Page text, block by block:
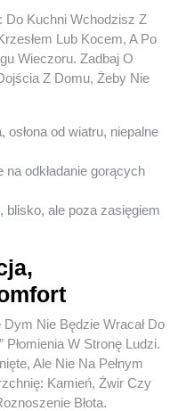
Kuchni Wchodzisz Z
Lub Kocem, A Po
Wieczoru. Zadbaj O
Z Domu, Żeby Nie
osłona od wiatru, niepalne
odkładanie gorących
blisko, ale poza zasięgiem
Nie Będzie Wracał Do
W Stronę Ludzi.
Ale Nie Na Pełnym
Kamień, Żwir Czy
Błota.